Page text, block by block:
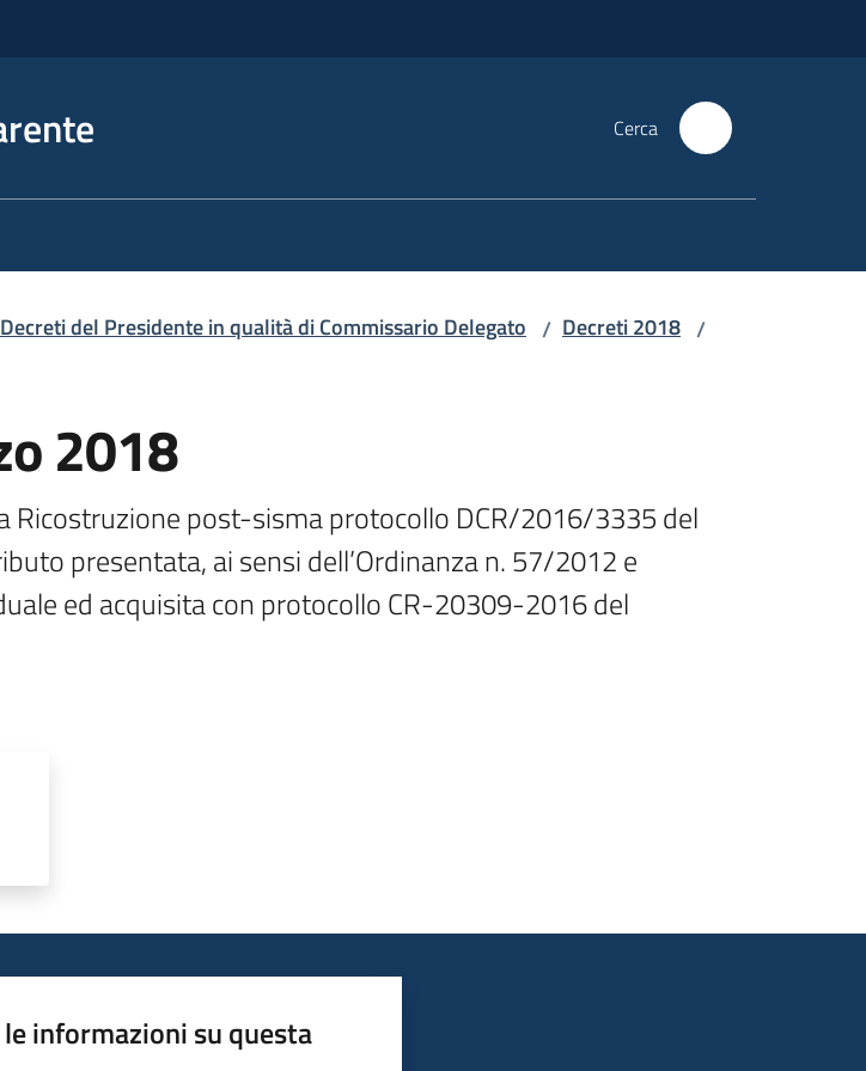
Cerca
Decreti del Presidente in qualità di Commissario Delegato / Decreti 2018 /
2018
Ricostruzione post-sisma protocollo DCR/2016/3335 del
presentata, ai sensi dell’Ordinanza n. 57/2012 e
ed acquisita con protocollo CR-20309-2016 del
informazioni su questa